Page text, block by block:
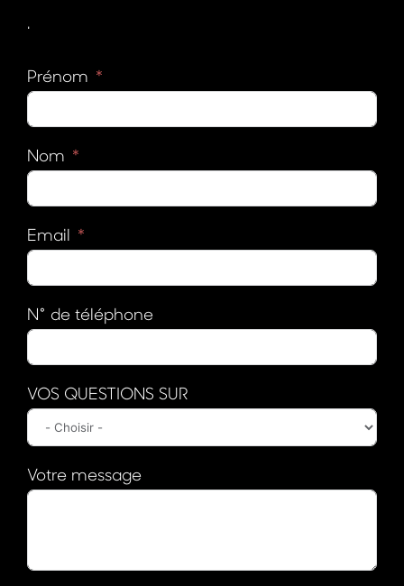
.
Prénom
Nom
Email
N° de téléphone
VOS QUESTIONS SUR
Votre message